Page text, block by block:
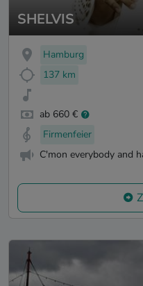
SHELVIS
Hamburg
137 km
ab 660 €
Firmenfeier
C'mon everybody and